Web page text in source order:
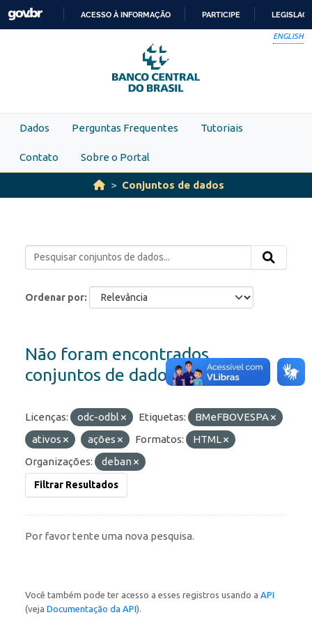
Skip to main content
PARA
O
CONTEÚDO
ACESSO À INFORMAÇÃO PARTICIPE
ENGLISH
Dados Perguntas Frequentes Tutoriais
Contato Sobre o Portal
Conjuntos de dados
Ordenar por
Não foram encontrados
conjuntos de dados
Licenças: odc-odbl Etiquetas:
BMeFBOVESPA
ativos
ações Formatos:
HTML
Organizações:
deban
Filtrar Resultados
Por favor tente uma nova pesquisa.
Você também pode ter acesso a esses registros usando a API
(veja Documentação da API).